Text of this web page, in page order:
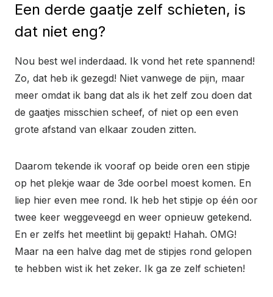
Een derde gaatje zelf schieten, is
dat niet eng?
Nou best wel inderdaad. Ik vond het rete spannend!
Zo, dat heb ik gezegd! Niet vanwege de pijn, maar
meer omdat ik bang dat als ik het zelf zou doen dat
de gaatjes misschien scheef, of niet op een even
grote afstand van elkaar zouden zitten.
Daarom tekende ik vooraf op beide oren een stipje
op het plekje waar de 3de oorbel moest komen. En
liep hier even mee rond. Ik heb het stipje op één oor
twee keer weggeveegd en weer opnieuw getekend.
En er zelfs het meetlint bij gepakt! Hahah. OMG!
Maar na een halve dag met de stipjes rond gelopen
te hebben wist ik het zeker. Ik ga ze zelf schieten!